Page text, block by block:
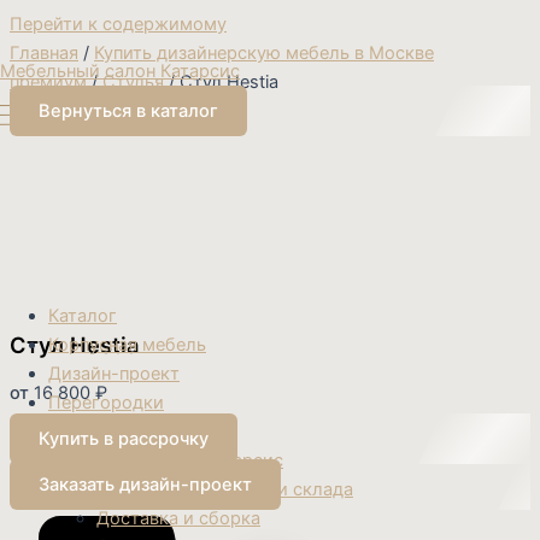
Перейти к содержимому
Мебельный салон Катарсис
Каталог
Корпусная мебель
Дизайн-проект
Перегородки
О нас
О компании Катарсис
Контакты магазинов и склада
Доставка и сборка
Главная / Купить дизайнерскую мебель в Москве
премиум/Стулья/ Стул Hestia
Вернуться в каталог
Стул Hestia
от 16 800 ₽
Купить в рассрочку
Заказать дизайн-проект